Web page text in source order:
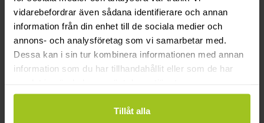
vidarebefordrar även sådana identifierare och annan
information från din enhet till de sociala medier och
annons- och analysföretag som vi samarbetar med.
Dessa kan i sin tur kombinera informationen med annan
information som du har tillhandahållit eller som de har
Tillåt alla
Smycka tar ansvar för ett hållbart
och människor.